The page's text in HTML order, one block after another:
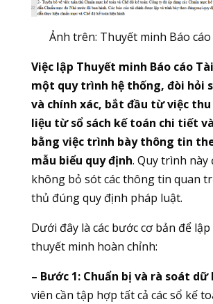
Ảnh trên: Thuyết minh Báo
Việc lập Thuyết minh Báo cáo
một quy trình hệ thống, đòi hỏi
và chính xác, bắt đầu từ việc
liệu từ sổ sách kế toán chi tiết
bằng việc trình bày thông tin
mẫu biểu quy định. Quy trình này
không bỏ sót các thông tin quan
thủ đúng quy định pháp luật.
Dưới đây là các bước cơ bản để
thuyết minh hoàn chỉnh:
– Bước 1: Chuẩn bị và rà soát dữ
viên cần tập hợp tất cả các sổ kế